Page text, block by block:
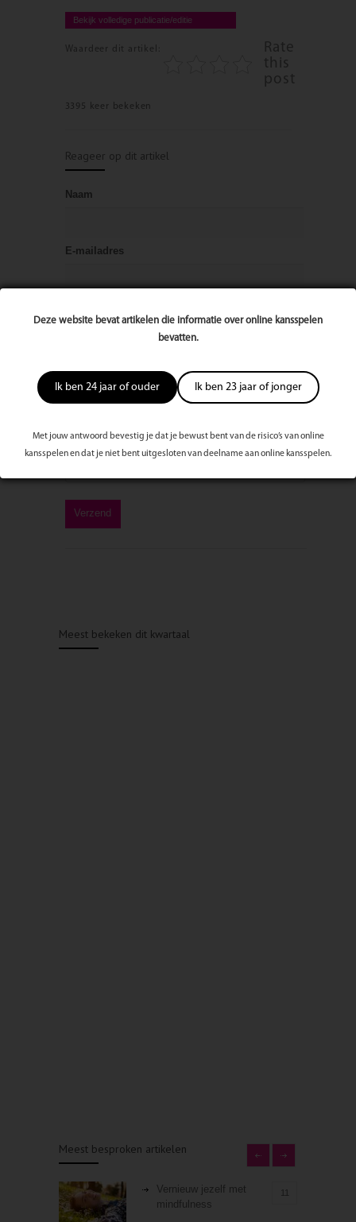
Deze website bevat artikelen die informatie over online kansspelen
bevatten.
Ik ben 24 jaar of ouder Ik ben 23 jaar of jonger
Met jouw antwoord bevestig je dat je bewust bent van de risico’s van online
kansspelen en dat je niet bent uitgesloten van deelname aan online kansspelen.
Bekijk volledige publicatie/editie
Waardeer dit artikel:
Rate
this
post
3395 keer bekeken
Reageer op dit artikel
Naam
E-mailadres
Meest bekeken dit kwartaal
Meest besproken artikelen
Vernieuw jezelf met
mindfulness